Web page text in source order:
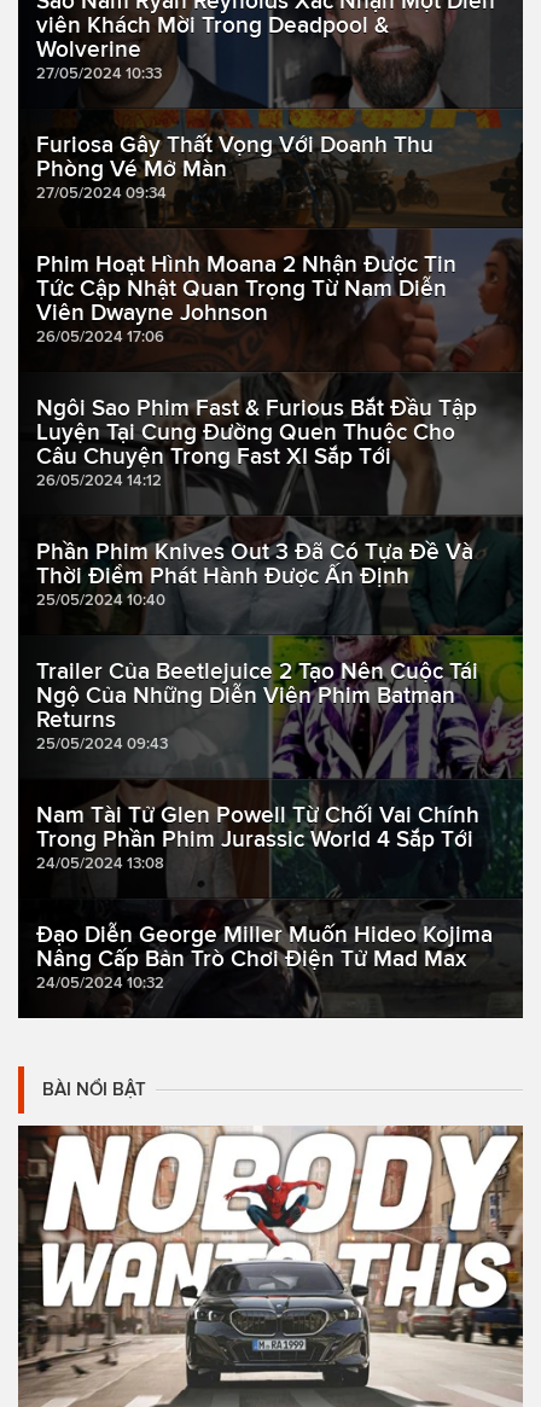
viên Khách Mời Trong Deadpool &
Wolverine
27/05/2024 10:33
Furiosa Gây Thất Vọng Với Doanh Thu
Phòng Vé Mở Màn
27/05/2024 09:34
Phim Hoạt Hình Moana 2 Nhận Được Tin
Tức Cập Nhật Quan Trọng Từ Nam Diễn
Viên Dwayne Johnson
26/05/2024 17:06
Ngôi Sao Phim Fast & Furious Bắt Đầu Tập
Luyện Tại Cung Đường Quen Thuộc Cho
Câu Chuyện Trong Fast XI Sắp Tới
26/05/2024 14:12
Phần Phim Knives Out 3 Đã Có Tựa Đề Và
Thời Điểm Phát Hành Được Ấn Định
25/05/2024 10:40
Trailer Của Beetlejuice 2 Tạo Nên Cuộc Tái
Ngộ Của Những Diễn Viên Phim Batman
Returns
25/05/2024 09:43
Nam Tài Tử Glen Powell Từ Chối Vai Chính
Trong Phần Phim Jurassic World 4 Sắp Tới
24/05/2024 13:08
Đạo Diễn George Miller Muốn Hideo Kojima
Nâng Cấp Bản Trò Chơi Điện Tử Mad Max
24/05/2024 10:32
BÀI NỔI BẬT